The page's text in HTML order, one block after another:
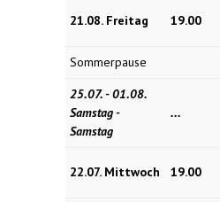
21.08. Freitag 19.00
Sommerpause
25.07. - 01.08.
Samstag -
Samstag
...
22.07. Mittwoch 19.00